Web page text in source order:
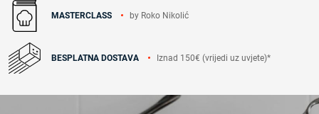
MASTERCLASS by Roko Nikolić
BESPLATNA DOSTAVA Iznad 150€ (vrijedi uz uvjete)*